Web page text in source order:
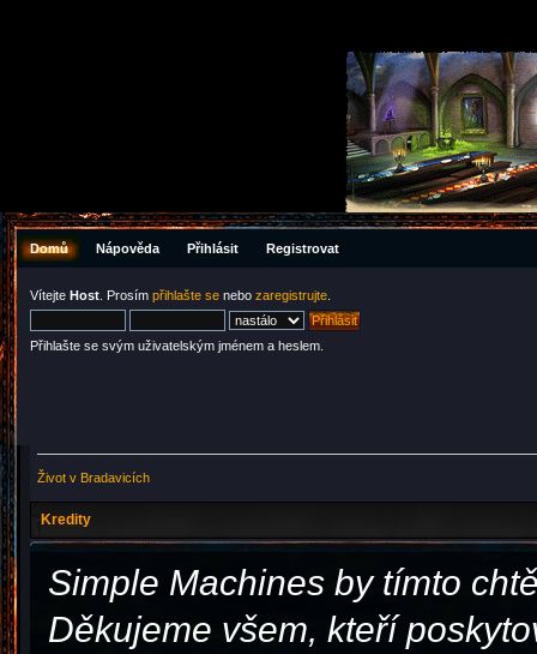
Domů Nápověda Přihlásit Registrovat
Vítejte Host . Prosím přihlašte se nebo zaregistrujte
Přihlašte se svým uživatelským jménem a heslem.
Život v Bradavicích
Kredity
Simple Machines by tímto
Děkujeme všem, kteří